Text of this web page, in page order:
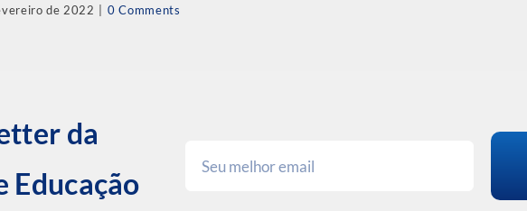
de 2022 0 Comments
da
Educação